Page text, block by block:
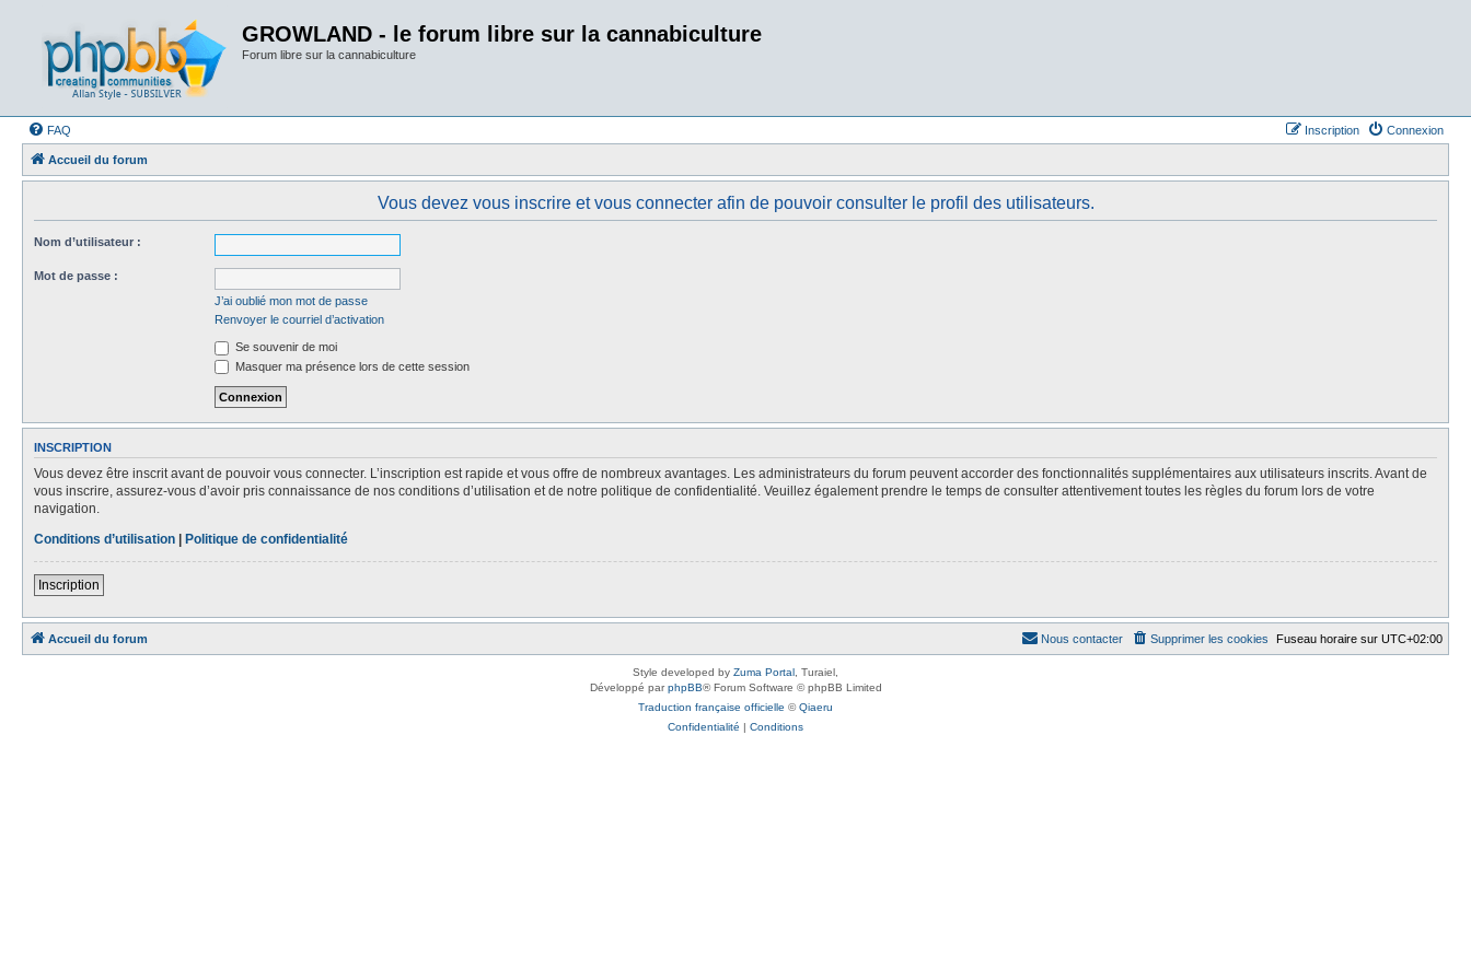
GROWLAND - le forum libre sur la cannabiculture
Forum libre sur la cannabiculture
FAQ Connexion
Inscription
Accueil du forum
Vous devez vous inscrire et vous connecter afin de pouvoir consulter le profil des utilisateurs.
Nom d’utilisateur :
Mot de passe :
J’ai oublié mon mot de passe
Renvoyer le courriel d’activation
Se souvenir de moi
Masquer ma présence lors de cette session
INSCRIPTION
Vous devez être inscrit avant de pouvoir vous connecter. L’inscription est rapide et vous offre de nombreux avantages. Les administrateurs du forum peuvent accorder des fonctionnalités supplémentaires aux utilisateurs inscrits. Avant de
vous inscrire, assurez-vous d’avoir pris connaissance de nos conditions d’utilisation et de notre politique de confidentialité. Veuillez également prendre le temps de consulter attentivement toutes les règles du forum lors de votre
navigation.
Conditions d’utilisation | Politique de confidentialité
Inscription
Accueil du forum Fuseau horaire sur UTC+02:00
Supprimer les cookies
Nous contacter
Style developed by Zuma Portal , Turaiel,
Développé parphpBB® Forum Software © phpBB Limited
Traduction française officielle ©Qiaeru
Confidentialité | Conditions